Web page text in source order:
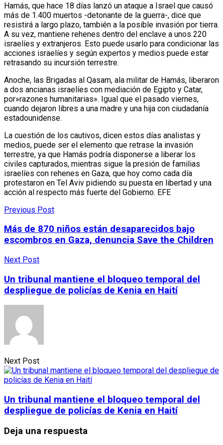
Hamás, que hace 18 días lanzó un ataque a Israel que causó
más de 1.400 muertos -detonante de la guerra-, dice que
resistirá a largo plazo, también a la posible invasión por tierra.
A su vez, mantiene rehenes dentro del enclave a unos 220
israelíes y extranjeros. Esto puede usarlo para condicionar las
acciones israelíes y según expertos y medios puede estar
retrasando su incursión terrestre.
Anoche, las Brigadas al Qasam, ala militar de Hamás, liberaron
a dos ancianas israelíes con mediación de Egipto y Catar,
por»razones humanitarias». Igual que el pasado viernes,
cuando dejaron libres a una madre y una hija con ciudadanía
estadounidense.
La cuestión de los cautivos, dicen estos días analistas y
medios, puede ser el elemento que retrase la invasión
terrestre, ya que Hamás podría disponerse a liberar los
civiles capturados, mientras sigue la presión de familias
israelíes con rehenes en Gaza, que hoy como cada día
protestaron en Tel Aviv pidiendo su puesta en libertad y una
acción al respecto más fuerte del Gobierno. EFE
Previous Post
Más de 870 niños están desaparecidos bajo
escombros en Gaza, denuncia Save the Children
Next Post
Un tribunal mantiene el bloqueo temporal del
despliegue de policías de Kenia en Haití
Next Post
Un tribunal mantiene el bloqueo temporal del
despliegue de policías de Kenia en Haití
Deja una respuesta